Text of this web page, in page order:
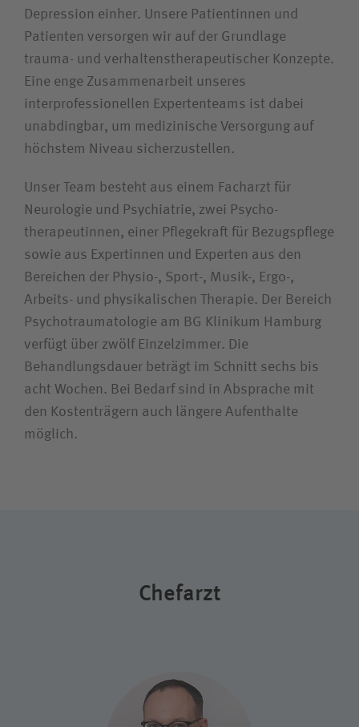
Depression einher. Unsere Patientinnen und
Patienten versorgen wir auf der Grundlage
trauma- und verhaltens­therapeutischer Konzepte.
Eine enge Zusammenarbeit unseres
interprofessionellen Expertenteams ist dabei
unabdingbar, um medizinische Versorgung auf
höchstem Niveau sicherzustellen.
Unser Team besteht aus einem Facharzt für
Neurologie und Psychiatrie, zwei Psycho­
therapeutinnen, einer Pflegekraft für Bezugspflege
sowie aus Expertinnen und Experten aus den
Bereichen der Physio-, Sport-, Musik-, Ergo-,
Arbeits- und physikalischen Therapie. Der Bereich
Psycho­­traumatologie am BG Klinikum Hamburg
verfügt über zwölf Einzelzimmer. Die
Behandlungs­dauer beträgt im Schnitt sechs bis
acht Wochen. Bei Bedarf sind in Absprache mit
den Kostenträgern auch längere Aufenthalte
möglich.
Chefarzt